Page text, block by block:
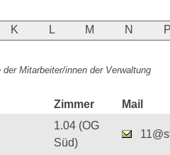
K L M N P
der Mitarbeiter/innen der Verwaltung
Zimmer
Mail
1.04 (OG
Süd)